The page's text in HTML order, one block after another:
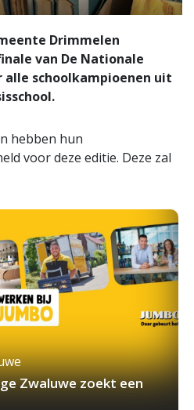
Drimmelen
van De Nationale
schoolkampioenen uit
hebben hun
voor deze editie. Deze zal
Zwaluwe zoekt een